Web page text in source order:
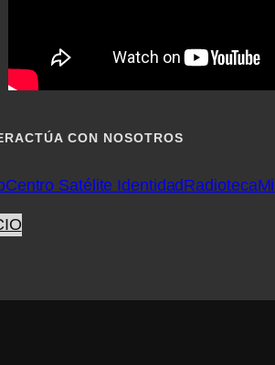
CON NOSOTROS
Centro Satélite IdentidadRadioteca